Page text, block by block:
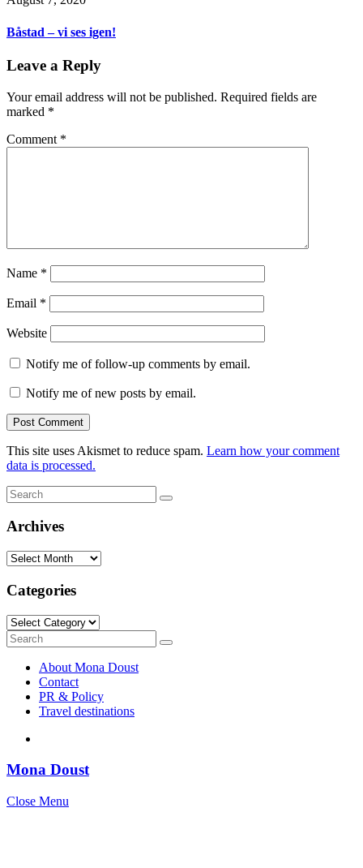
Båstad – vi ses igen!
Leave a Reply
Your email address will not be published. Required fields are
marked *
Comment *
Name *
Email *
Website
Notify me of follow-up comments by email.
Notify me of new posts by email.
This site uses Akismet to reduce spam. Learn how your comment
data is processed.
Search
for:
Search
Archives
Archives
Categories
Categories
Search
for:
Search
About Mona Doust
Contact
PR & Policy
Travel destinations
Mona Doust
Close Menu